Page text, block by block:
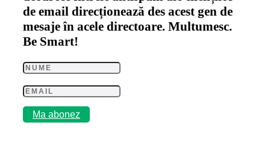
de email direcționează des acest gen de
mesaje în acele directoare. Multumesc.
Be Smart!
Ma abonez